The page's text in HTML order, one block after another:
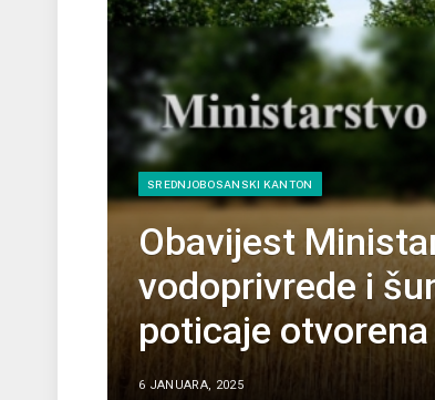
SREDNJOBOSANSKI KANTON
Obavijest
vodoprivrede i
poticaje
6 JANUARA, 2025